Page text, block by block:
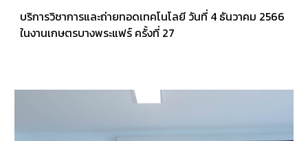
บริการวิชาการและถ่ายทอดเทคโนโลยี วันที่ 4 ธันวาคม 2566
ในงานเกษตรบางพระแฟร์ ครั้งที่ 27